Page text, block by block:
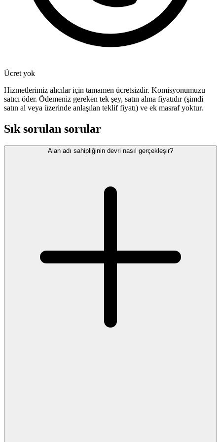
Ücret yok
Hizmetlerimiz alıcılar için tamamen ücretsizdir. Komisyonumuzu
satıcı öder. Ödemeniz gereken tek şey, satın alma fiyatıdır (şimdi
satın al veya üzerinde anlaşılan teklif fiyatı) ve ek masraf yoktur.
Sık sorulan sorular
Alan adı sahipliğinin devri nasıl gerçekleşir?